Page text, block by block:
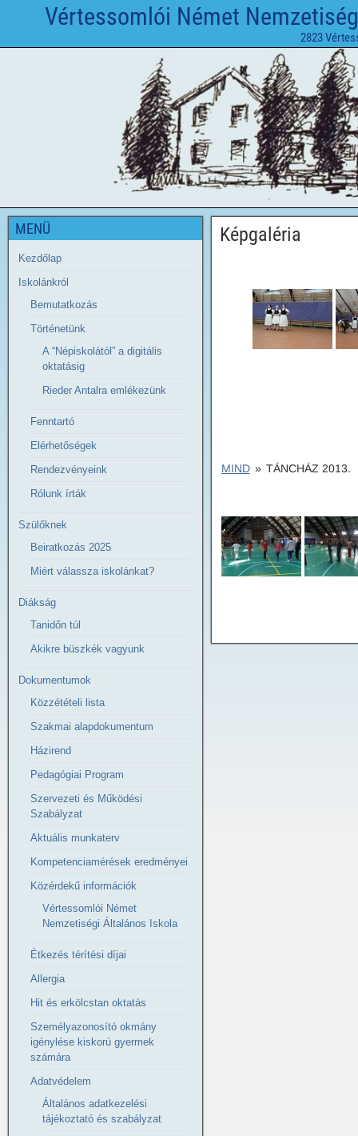
Vértessomlói Német
2823
Képgaléria
MIND » TÁNCHÁZ 2013.
MENÜ
Kezdőlap
Iskolánkról
Bemutatkozás
Történetünk
A “Népiskolától” a digitális
oktatásig
Rieder Antalra emlékezünk
Fenntartó
Elérhetőségek
Rendezvényeink
Rólunk írták
Szülőknek
Beiratkozás 2025
Miért válassza iskolánkat?
Diákság
Tanidőn túl
Akikre büszkék vagyunk
Dokumentumok
Közzétételi lista
Szakmai alapdokumentum
Házirend
Pedagógiai Program
Szervezeti és Működési
Szabályzat
Aktuális munkaterv
Kompetenciamérések eredményei
Közérdekű információk
Vértessomlói Német
Nemzetiségi Általános Iskola
Étkezés térítési díjai
Allergia
Hit és erkölcstan oktatás
Személyazonosító okmány
igénylése kiskorú gyermek
számára
Adatvédelem
Általános adatkezelési
tájékoztató és szabályzat